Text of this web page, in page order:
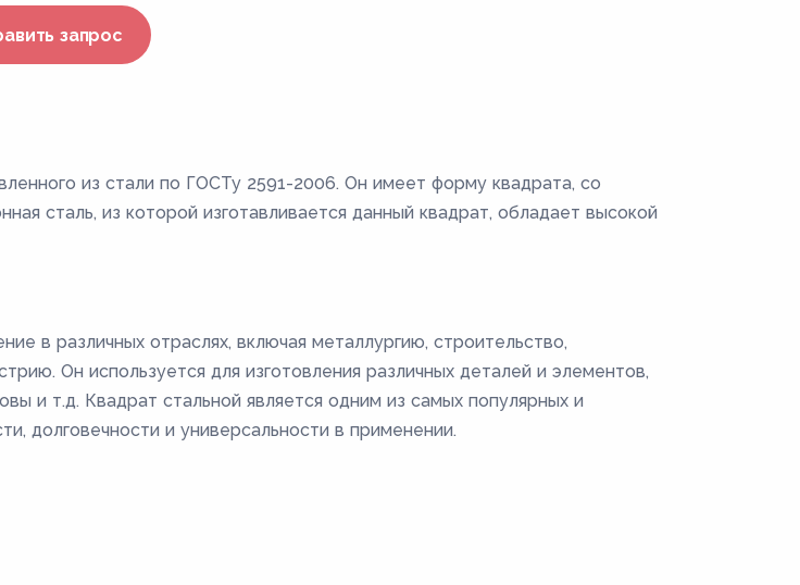
запрос
из стали по ГОСТу 2591-2006. Он имеет форму квадрата, со
сталь, из которой изготавливается данный квадрат, обладает высокой
в различных отраслях, включая металлургию, строительство,
Он используется для изготовления различных деталей и элементов,
и т.д. Квадрат стальной является одним из самых популярных и
долговечности и универсальности в применении.